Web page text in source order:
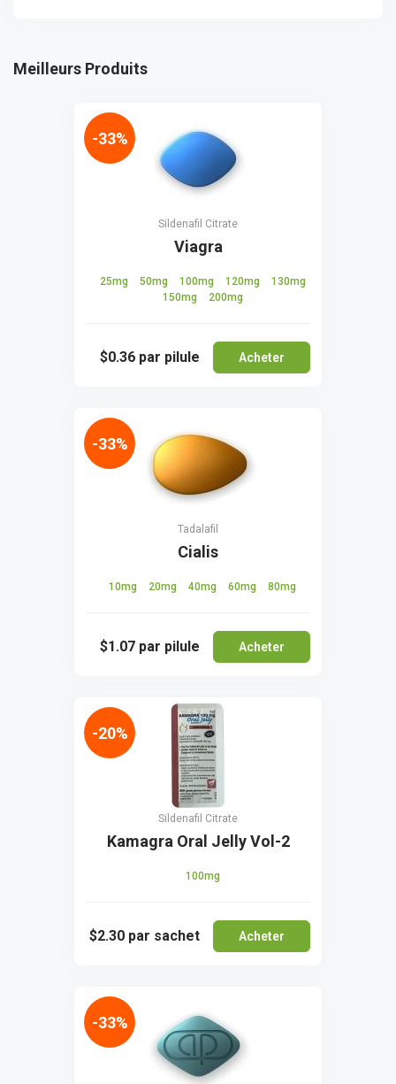
Meilleurs Produits
Sildenafil Citrate
Viagra
25mg 50mg 100mg 120mg
130mg
150mg
200mg
$0.36 par pilule Acheter
-33%
Tadalafil
Cialis
10mg 20mg 40mg 60mg 80mg
$1.07 par pilule Acheter
-33%
Sildenafil Citrate
Kamagra Oral Jelly Vol-2
100mg
$2.30 par sachet Acheter
-20%
-33%